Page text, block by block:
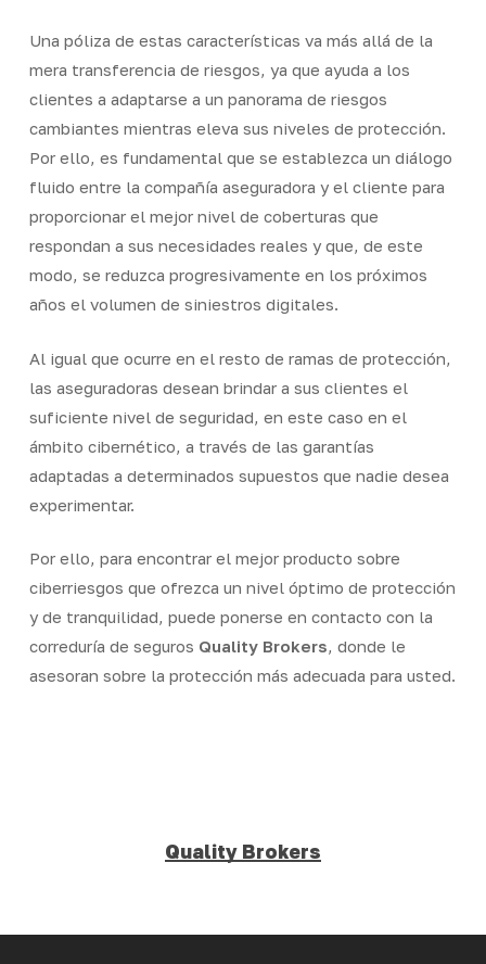
Una póliza de estas características va más allá de la
mera transferencia de riesgos, ya que ayuda a los
clientes a adaptarse a un panorama de riesgos
cambiantes mientras eleva sus niveles de protección.
Por ello, es fundamental que se establezca un diálogo
fluido entre la compañía aseguradora y el cliente para
proporcionar el mejor nivel de coberturas que
respondan a sus necesidades reales y que, de este
modo, se reduzca progresivamente en los próximos
años el volumen de siniestros digitales.
Al igual que ocurre en el resto de ramas de protección,
las aseguradoras desean brindar a sus clientes el
suficiente nivel de seguridad, en este caso en el
ámbito cibernético, a través de las garantías
adaptadas a determinados supuestos que nadie desea
experimentar.
Por ello, para encontrar el mejor producto sobre
ciberriesgos que ofrezca un nivel óptimo de protección
y de tranquilidad, puede ponerse en contacto con la
correduría de seguros Quality Brokers, donde le
asesoran sobre la protección más adecuada para usted.
Quality Brokers